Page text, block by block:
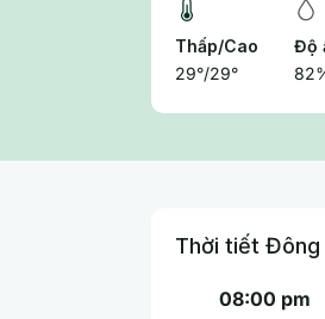
Thấp/Cao
29°/29°
Độ
Thời tiết Đông
08:00 pm